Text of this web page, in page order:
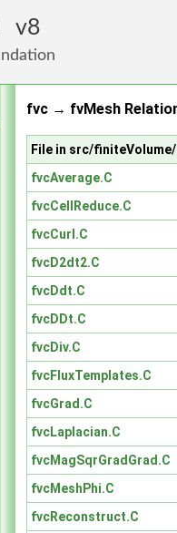
8
Foundation
fvc → fvMesh
File in src/
fvcAverage.C
fvcCellReduce.C
fvcCurl.C
fvcD2dt2.C
fvcDdt.C
fvcDDt.C
fvcDiv.C
fvcFluxTemplates.C
fvcGrad.C
fvcLaplacian.C
fvcMagSqrGradGrad.C
fvcMeshPhi.C
fvcReconstruct.C